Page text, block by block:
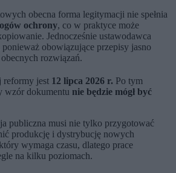
obecna forma legitymacji nie spełnia
ochrony, co w praktyce może
Jednocześnie ustawodawca
ponieważ obowiązujące przepisy jasno
rozwiązań.
reformy jest 12 lipca 2026 r. Po tym
wzór dokumentu nie będzie mógł być
publiczna musi nie tylko przygotować
produkcję i dystrybucję nowych
wymaga czasu, dlatego prace
na kilku poziomach.